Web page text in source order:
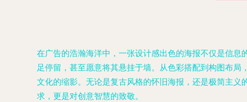
在广告的浩瀚海洋中，一张设计感出色的海报不仅是信
足停留，甚至愿意将其悬挂于墙。从色彩搭配到构图布
文化的缩影。无论是复古风格的怀旧海报，还是极简主
求，更是对创意智慧的致敬。